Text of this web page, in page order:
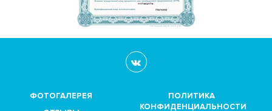
ФОТОГАЛЕРЕЯ
ПОЛИТИКА
КОНФИДЕНЦИАЛЬНОСТИ